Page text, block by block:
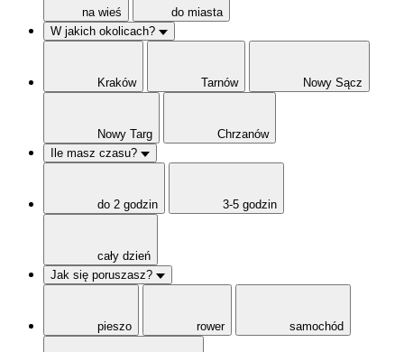
na wieś
do miasta
W jakich okolicach?
Kraków Tarnów Nowy Sącz
Nowy Targ
Chrzanów
Ile masz czasu?
do 2 godzin 3-5 godzin
cały dzień
Jak się poruszasz?
pieszo rower samochód